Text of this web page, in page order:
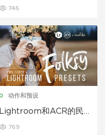
746
动作和预设
Lightroom和ACR的民俗
769